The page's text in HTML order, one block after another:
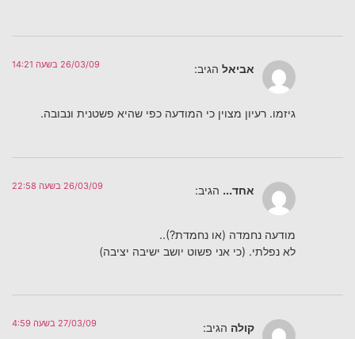
אביאל הגיב: 26/03/09 בשעה 14:21
גיזמו. רעיון מצוין כי המודעה כפי שהיא פשטנית ונבובה.
אחד... הגיב: 26/03/09 בשעה 22:58
מודעה נחמדה (או נחמדת?)..
לא נפלתי. (כי אני פשוט יושב ישיבה יציבה)
קולה הגיב: 27/03/09 בשעה 4:59